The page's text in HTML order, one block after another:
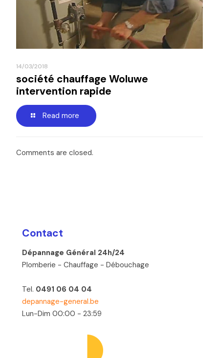
14/03/2018
société chauffage Woluwe
intervention rapide
Read more
Comments are closed.
Contact
Dépannage Général 24h/24
Plomberie - Chauffage - Débouchage
Tel. 0491 06 04 04
depannage-general.be
Lun-Dim 00:00 - 23:59